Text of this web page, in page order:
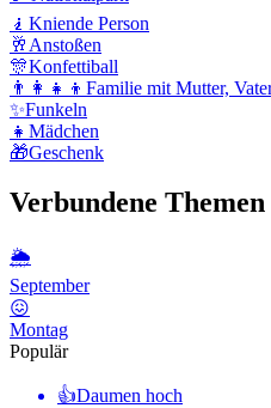
🧎 Kniende Person
🥂 Anstoßen
🎊Konfettiball
👨‍👩‍👧‍👦 Familie mit Mutter,
✨Funkeln
👧 Mädchen
🎁Geschenk
Verbundene
🌦
September
😖
Montag
Populär
👍Daumen hoch